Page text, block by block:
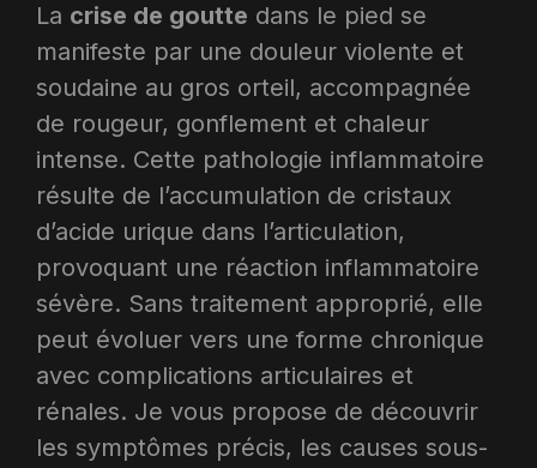
La crise de goutte dans le pied se
manifeste par une douleur violente et
soudaine au gros orteil, accompagnée
de rougeur, gonflement et chaleur
intense. Cette pathologie inflammatoire
résulte de l’accumulation de cristaux
d’acide urique dans l’articulation,
provoquant une réaction inflammatoire
sévère. Sans traitement approprié, elle
peut évoluer vers une forme chronique
avec complications articulaires et
rénales. Je vous propose de découvrir
les symptômes précis, les causes sous-